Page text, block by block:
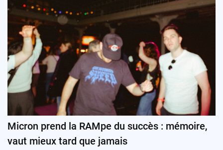
Micron prend la RAMpe du succès : mémoire,
vaut mieux tard que jamais